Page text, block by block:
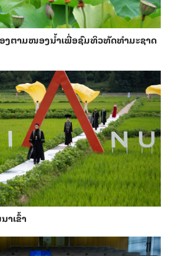
ງ​ຕາມ​​ໜອງນ້ຳ​​ເພື່ອ​ຊົມ​ທິວ​ທັດ​ທຳ​ມະ​ຊາດ
າເຂົ້າ